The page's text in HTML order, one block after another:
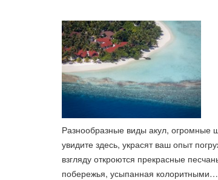
Разнообразные виды акул, огромные
увидите здесь, украсят ваш опыт
взгляду откроются прекрасные
побережья, усыпанная колоритными…